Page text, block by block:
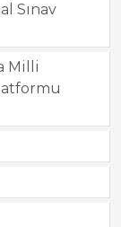
Sınav
Milli